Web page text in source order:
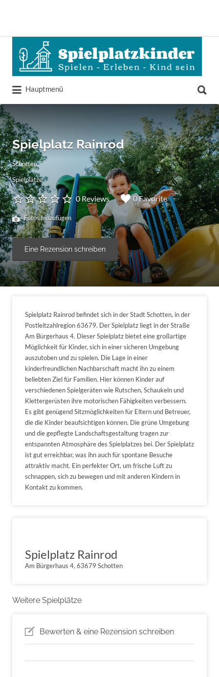
Suchen
nach:
Hauptmenü
nach:
Spielplatz Rainrod
Schotten
Spielplätze
0 Reviews 0 Favorite
Fotos hinzufügen
Eine Rezension schreiben
Spielplatz Rainrod befindet sich in der Stadt Schotten, in der
Postleitzahlregion 63679. Der Spielplatz liegt in der Straße
Am Bürgerhaus 4. Dieser Spielplatz bietet eine großartige
Möglichkeit für Kinder, sich in einer sicheren Umgebung
auszutoben und zu spielen. Die Lage in einer
kinderfreundlichen Nachbarschaft macht ihn zu einem
beliebten Ziel für Familien. Hier können Kinder auf
verschiedenen Spielgeräten wie Rutschen, Schaukeln und
Klettergerüsten ihre motorischen Fähigkeiten verbessern.
Es gibt genügend Sitzmöglichkeiten für Eltern und Betreuer,
die die Kinder beaufsichtigen können. Die grüne Umgebung
und die gepflegte Landschaftsgestaltung tragen zur
entspannten Atmosphäre des Spielplatzes bei. Der Spielplatz
ist gut erreichbar, was ihn auch für spontane Besuche
attraktiv macht. Ein perfekter Ort, um frische Luft zu
schnappen, sich zu bewegen und mit anderen Kindern in
Kontakt zu kommen.
Spielplatz Rainrod
Am Bürgerhaus 4, 63679 Schotten
Weitere Spielplätze
Bewerten & eine Rezension schreiben